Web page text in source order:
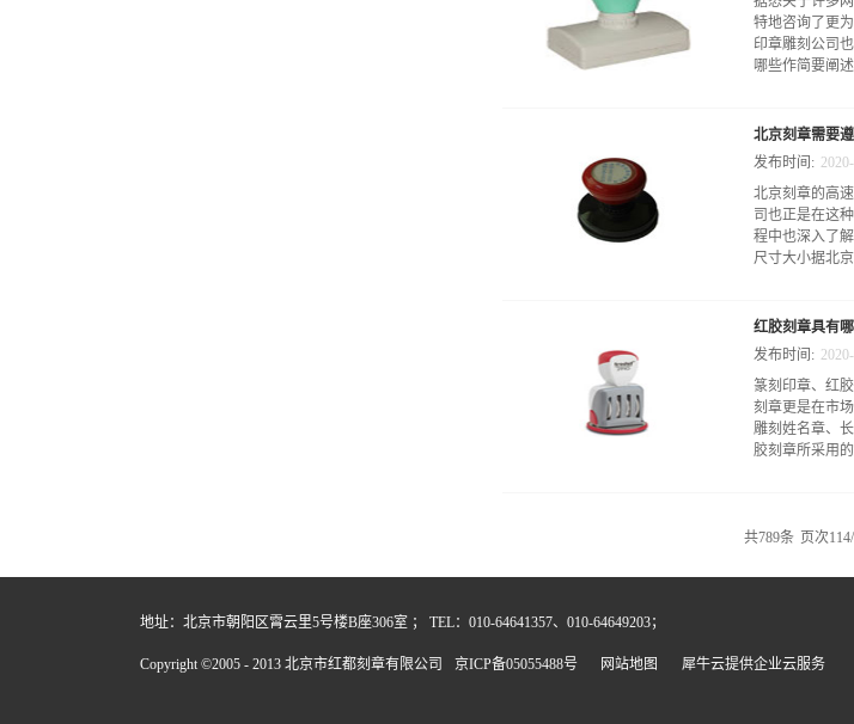
作，且现在很
大同小异，看
要求高，所以
好才能达到效
画、书法、及
特地咨询了更
印章雕刻公司
哪些作简要阐
可以运用各种
防伪加密制作
鉴别印章的真
作刻章机构之
的行政公章还
公司所提供的
查反馈某些拥
“北京哪能刻章
章雕刻公司的
北京刻章需要
北京刻章的高
司也正是在这
程中也深入了
尺寸大小据北
有严格的要求
求与公司不同
圆边宽度与普
的要求。比如
数据来看，雕
等都是采用圆
体都可以随意
的发票专用章
发布时间: 2020-
红胶刻章具有
篆刻印章、红
刻章更是在市
雕刻姓名章、
胶刻章所采用
章，它拥有橡
因为这种材质
的，因此它吸
发布时间: 2020-
共789条 页次
地址：北京市朝阳区霄云里5号楼B座306室 ； TEL：010-64641357、010-64649203；
Copyright ©2005 - 2013 北京市红都刻章有限公司 京ICP备05055488号 网站地图 犀牛云提供企业云服务